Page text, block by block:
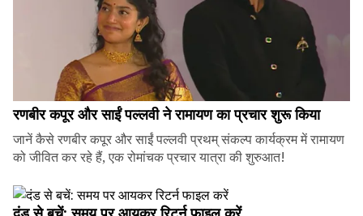
रणबीर कपूर और साईं पल्लवी ने रामायण का प्रचार शुरू किया
जानें कैसे रणबीर कपूर और साईं पल्लवी प्रथम् संकल्प कार्यक्रम में रामायण
को जीवित कर रहे हैं, एक रोमांचक प्रचार यात्रा की शुरुआत!